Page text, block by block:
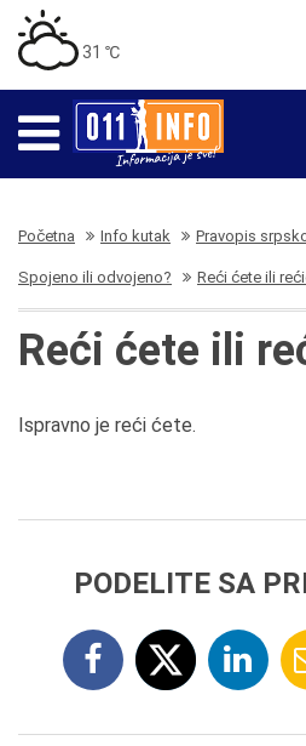
31 ℃
Početna Info kutak Pravopis
Spojeno ili odvojeno? Reći ćete ili
Reći ćete ili
Ispravno je reći ćete.
PODELITE SA